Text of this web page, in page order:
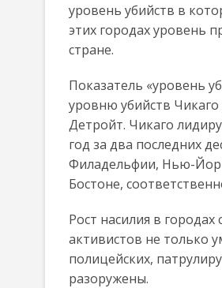
уровень убийств в
этих городах уровень
стране.
Показатель «уровень
уровню убийств
Детройт. Чикаго
год за два последних
Филадельфии, Нью-
Бостоне,
Рост насилия в
активистов не только
полицейских,
разоружены.